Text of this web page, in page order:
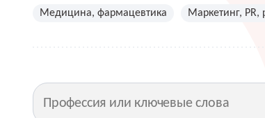
Медицина, фармацевтика Маркетинг, PR,